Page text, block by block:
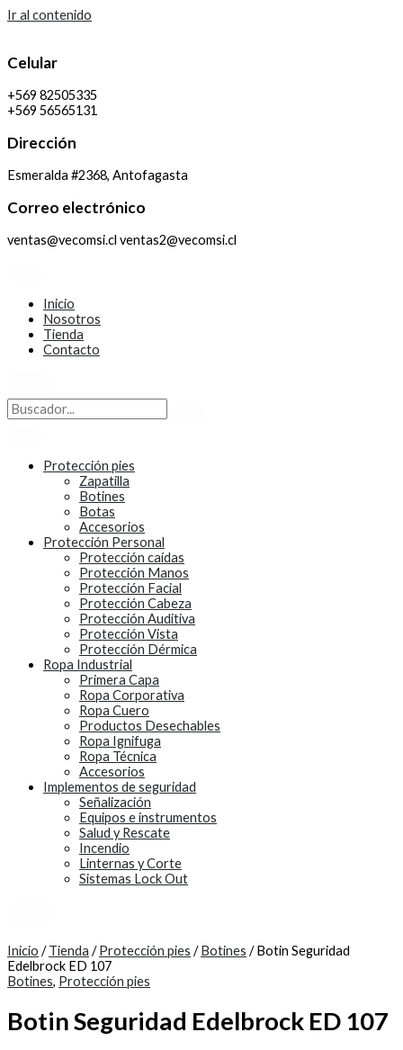
Ir al contenido
Celular
+569 82505335
+569 56565131
Dirección
Esmeralda #2368, Antofagasta
Correo electrónico
ventas@vecomsi.cl ventas2@vecomsi.cl
Inicio
Nosotros
Tienda
Contacto
Protección pies
Zapatilla
Botines
Botas
Accesorios
Protección Personal
Protección caídas
Protección Manos
Protección Facial
Protección Cabeza
Protección Auditiva
Protección Vista
Protección Dérmica
Ropa Industrial
Primera Capa
Ropa Corporativa
Ropa Cuero
Productos Desechables
Ropa Ignifuga
Ropa Técnica
Accesorios
Implementos de seguridad
Señalización
Equipos e instrumentos
Salud y Rescate
Incendio
Linternas y Corte
Sistemas Lock Out
Inicio /Tienda /Protección pies /Botines / Botin Seguridad
Edelbrock ED 107
Botines, Protección pies
Botin Seguridad Edelbrock ED 107